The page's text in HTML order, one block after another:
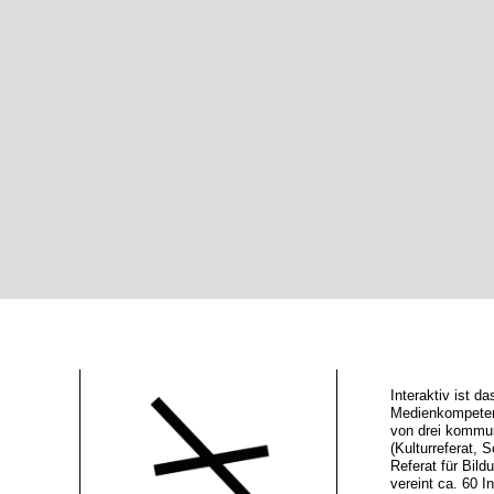
Interaktiv ist
von drei
(Kulturreferat,
Referat für
vereint ca. 60